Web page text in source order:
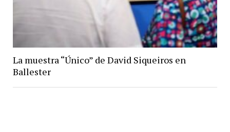
La muestra “Único” de David Siqueiros en
Ballester